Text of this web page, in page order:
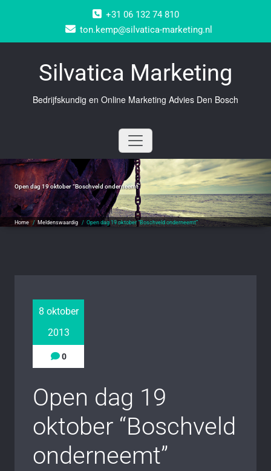
+31 06 132 74 810
ton.kemp@silvatica-marketing.nl
Silvatica Marketing
Bedrijfskundig en Online Marketing Advies Den Bosch
Open dag 19 oktober “Boschveld onderneemt”
Home / Meldenswaardig / Open dag 19 oktober “Boschveld onderneemt”
8 oktober
2013
0
Open dag 19
oktober “Boschveld
onderneemt”